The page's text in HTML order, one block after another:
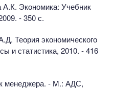
Экономика: Учебник
- 350 с.
Теория экономического
и статистика, 2010. - 416
менеджера. - М.: АДС,